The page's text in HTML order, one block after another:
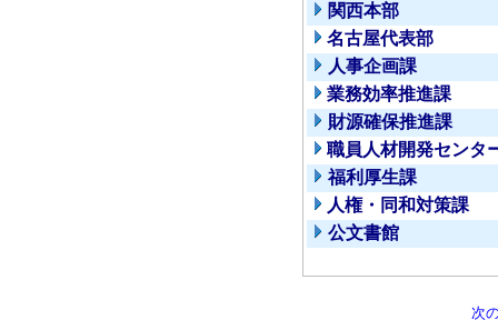
関西本部
名古屋代表部
人事企画課
業務効率推進課
財源確保推進課
職員人材開発センタ
福利厚生課
人権・同和対策課
公文書館
次